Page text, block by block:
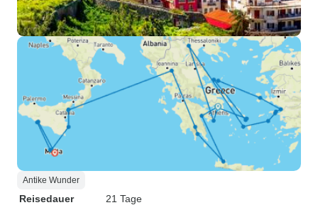
Antike Wunder
Reisedauer
21 Tage